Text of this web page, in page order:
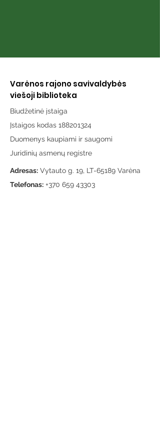
Varėnos rajono savivaldybės
viešoji biblioteka
Biudžetinė įstaiga
Įstaigos kodas 188201324
Duomenys kaupiami ir saugomi
Juridinių asmenų registre
Adresas: Vytauto g. 19, LT-65189 Varėna
Telefonas: +370 659 43303